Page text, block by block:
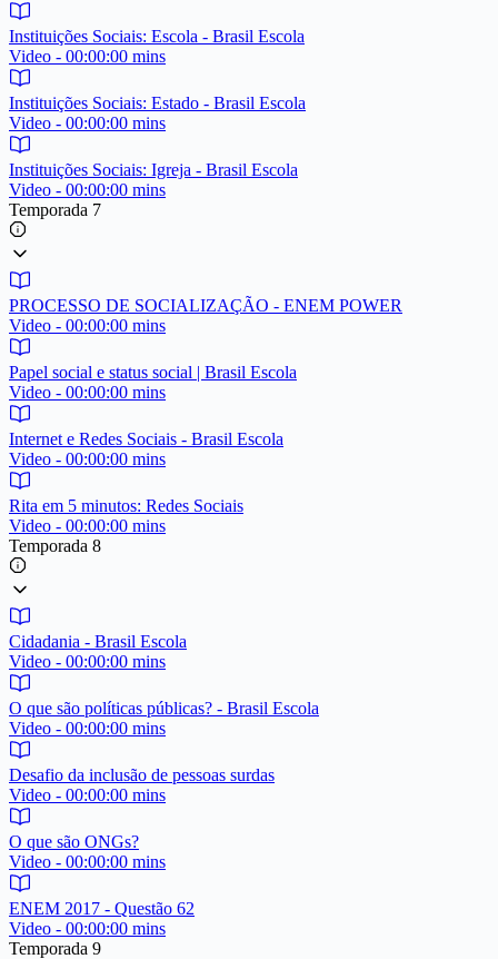
Instituições Sociais: Escola - Brasil Escola
Video - 00:00:00 mins
Instituições Sociais: Estado - Brasil Escola
Video - 00:00:00 mins
Instituições Sociais: Igreja - Brasil Escola
Video - 00:00:00 mins
Temporada 7
PROCESSO DE SOCIALIZAÇÃO - ENEM POWER
Video - 00:00:00 mins
Papel social e status social | Brasil Escola
Video - 00:00:00 mins
Internet e Redes Sociais - Brasil Escola
Video - 00:00:00 mins
Rita em 5 minutos: Redes Sociais
Video - 00:00:00 mins
Temporada 8
Cidadania - Brasil Escola
Video - 00:00:00 mins
O que são políticas públicas? - Brasil Escola
Video - 00:00:00 mins
Desafio da inclusão de pessoas surdas
Video - 00:00:00 mins
O que são ONGs?
Video - 00:00:00 mins
ENEM 2017 - Questão 62
Video - 00:00:00 mins
Temporada 9